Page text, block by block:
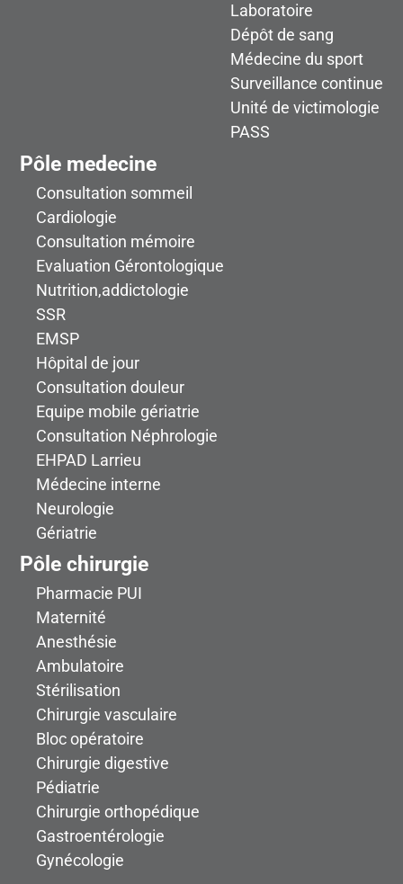
Laboratoire
Dépôt de sang
Médecine du sport
Surveillance continue
Unité de victimologie
PASS
Pôle medecine
Consultation sommeil
Cardiologie
Consultation mémoire
Evaluation Gérontologique
Nutrition,addictologie
SSR
EMSP
Hôpital de jour
Consultation douleur
Equipe mobile gériatrie
Consultation Néphrologie
EHPAD Larrieu
Médecine interne
Neurologie
Gériatrie
Pôle chirurgie
Pharmacie PUI
Maternité
Anesthésie
Ambulatoire
Stérilisation
Chirurgie vasculaire
Bloc opératoire
Chirurgie digestive
Pédiatrie
Chirurgie orthopédique
Gastroentérologie
Gynécologie